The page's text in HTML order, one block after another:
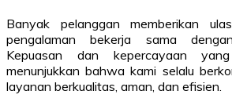
Banyak pelanggan memberikan
pengalaman bekerja sama
Kepuasan dan kepercayaan
menunjukkan bahwa kami selalu
layanan berkualitas, aman, dan efisien.